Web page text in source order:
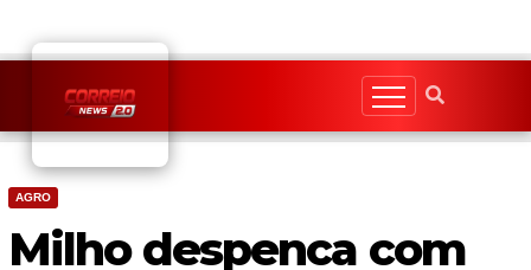
content
AGRO
Milho despenca com